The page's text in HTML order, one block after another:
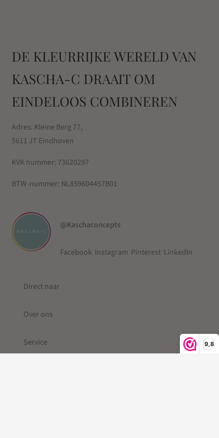
9,8
DE KLEURRIJKE WERELD VAN
KASCHA-C DRAAIT OM
EINDELOOS COMBINEREN
Adres: Kleine Berg 77,
5611 JT Eindhoven
KVK nummer: 73620297
BTW-nummer: NL859604457B01
@Kaschaconcepts
Facebook Instagram Pinterest LinkedIn
Direct naar
Over ons
Service